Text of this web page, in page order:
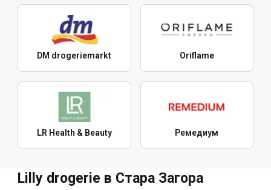
DM drogeriemarkt Oriflame
LR Health & Beauty Ремедиум
Lilly drogerie в Стара Загора